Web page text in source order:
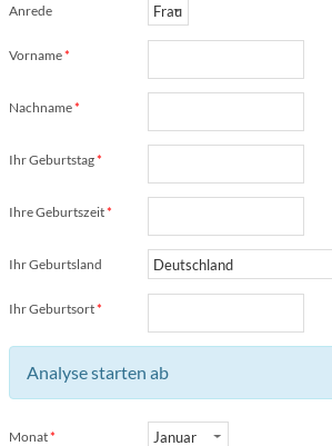
Anrede
Vorname*
Nachname*
Ihr Geburtstag*
Ihre Geburtszeit*
Ihr Geburtsland
Ihr Geburtsort*
Analyse starten ab
Monat*